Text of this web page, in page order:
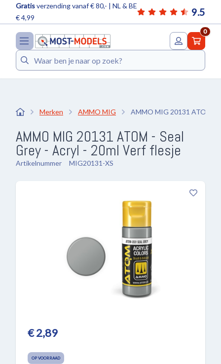
9.5
Gratisverzending vanaf € 80,- | NL & BE
€ 4,99
0
Zoeken
Merken AMMO MIG AMMO MIG 20131 ATOM -
AMMO MIG 20131 ATOM - Seal
Grey - Acryl - 20ml Verf flesje
Artikelnummer MIG20131-XS
€ 2,89
OP VOORRAAD